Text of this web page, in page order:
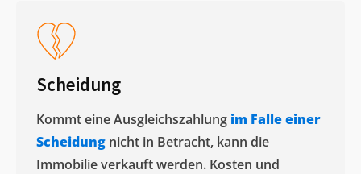
Scheidung
Kommt eine Ausgleichszahlung im Falle einer
Scheidung nicht in Betracht, kann die
Immobilie verkauft werden. Kosten und